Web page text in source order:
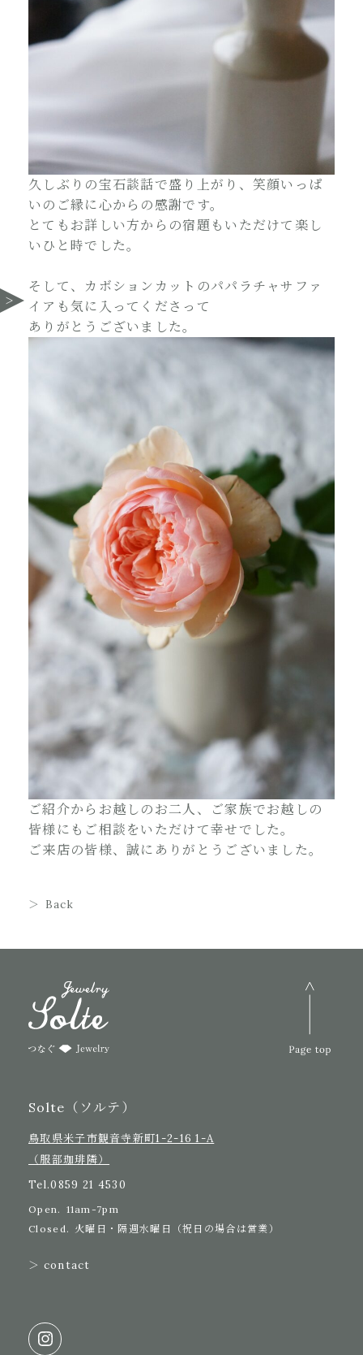
久しぶりの宝石談話で盛り上がり、笑顔いっぱ
いのご縁に心からの感謝です。
とてもお詳しい方からの宿題もいただけて楽し
いひと時でした。
そして、カボションカットのパパラチャサファ
イアも気に入ってくださって
ありがとうございました。
ご紹介からお越しのお二人、ご家族でお越しの
皆様にもご相談をいただけて幸せでした。
ご来店の皆様、誠にありがとうございました。
Back
Solte（ソルテ）
鳥取県米子市観音寺新町1-2-16 1-A
（服部珈琲隣）
Tel.0859 21 4530
Open. 11am-7pm
Closed. 火曜日・隔週水曜日（祝日の場合は営業）
＞ contact